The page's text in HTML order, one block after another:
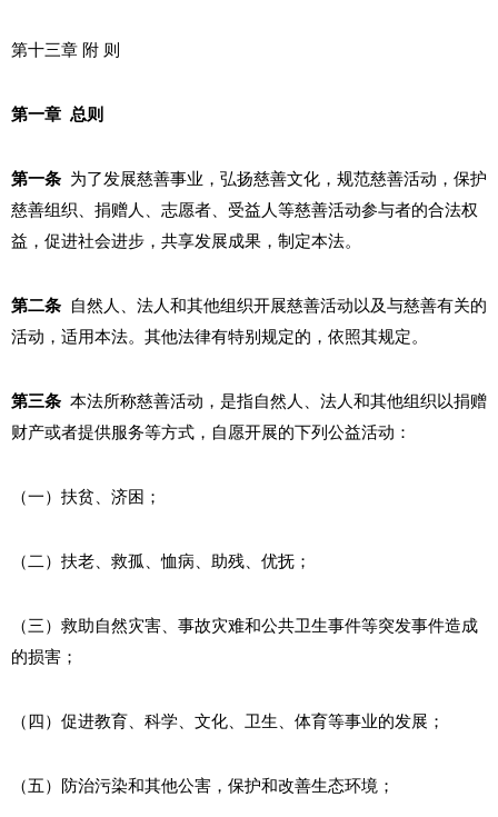
第十三章 附 则
第一章 总则
第一条 为了发展慈善事业，弘扬慈善文化，规范慈善活动，保护
慈善组织、捐赠人、志愿者、受益人等慈善活动参与者的合法权
益，促进社会进步，共享发展成果，制定本法。
第二条 自然人、法人和其他组织开展慈善活动以及与慈善有关的
活动，适用本法。其他法律有特别规定的，依照其规定。
第三条 本法所称慈善活动，是指自然人、法人和其他组织以捐赠
财产或者提供服务等方式，自愿开展的下列公益活动：
（一）扶贫、济困；
（二）扶老、救孤、恤病、助残、优抚；
（三）救助自然灾害、事故灾难和公共卫生事件等突发事件造成
的损害；
（四）促进教育、科学、文化、卫生、体育等事业的发展；
（五）防治污染和其他公害，保护和改善生态环境；